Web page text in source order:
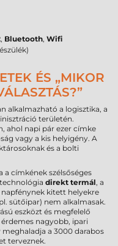
, Bluetooth, Wifi
ÉS „MIKOR
alkalmazható a logisztika, a
területén.
ahol napi pár ezer címke
vagy a kis helyigény. A
és a bolti
a címkének szélsőséges
direkt termál, a
kitett helyekre
sütőipar) nem alkalmasak.
eszközt és megfelelő
nagyobb, ipari
a 3000 darabos
terveznek.